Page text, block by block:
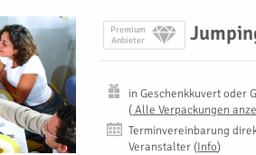
Premium
Anbieter
inGeschenkkuvert oder
( Alle Verpackungen
Terminvereinbarung
Veranstalter (Info)